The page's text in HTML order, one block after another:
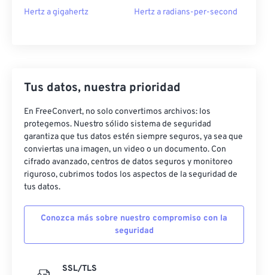
Hertz a gigahertz Hertz a radians-per-second
Tus datos, nuestra prioridad
En FreeConvert, no solo convertimos archivos: los
protegemos. Nuestro sólido sistema de seguridad
garantiza que tus datos estén siempre seguros, ya sea que
conviertas una imagen, un video o un documento. Con
cifrado avanzado, centros de datos seguros y monitoreo
riguroso, cubrimos todos los aspectos de la seguridad de
tus datos.
Conozca más sobre nuestro compromiso con la
seguridad
SSL/TLS